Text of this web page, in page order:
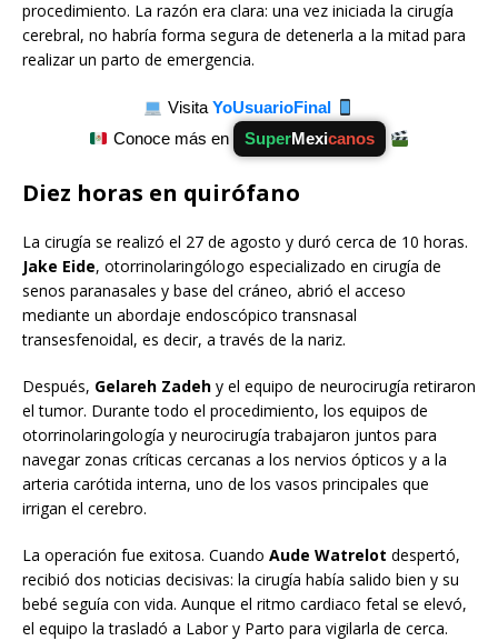
procedimiento. La razón era clara: una vez iniciada la cirugía
cerebral, no habría forma segura de detenerla a la mitad para
realizar un parto de emergencia.
VisitaYoUsuarioFinal
Conoce más en
SuperMexicanos
Diez horas en quirófano
La cirugía se realizó el 27 de agosto y duró cerca de 10 horas.
Jake Eide, otorrinolaringólogo especializado en cirugía de
senos paranasales y base del cráneo, abrió el acceso
mediante un abordaje endoscópico transnasal
transesfenoidal, es decir, a través de la nariz.
Después, Gelareh Zadeh y el equipo de neurocirugía retiraron
el tumor. Durante todo el procedimiento, los equipos de
otorrinolaringología y neurocirugía trabajaron juntos para
navegar zonas críticas cercanas a los nervios ópticos y a la
arteria carótida interna, uno de los vasos principales que
irrigan el cerebro.
La operación fue exitosa. Cuando Aude Watrelot despertó,
recibió dos noticias decisivas: la cirugía había salido bien y su
bebé seguía con vida. Aunque el ritmo cardiaco fetal se elevó,
el equipo la trasladó a Labor y Parto para vigilarla de cerca.